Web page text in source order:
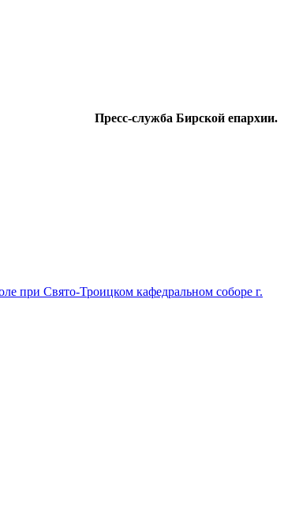
Пресс-служба Бирской епархии.
при Свято-Троицком кафедральном соборе г.